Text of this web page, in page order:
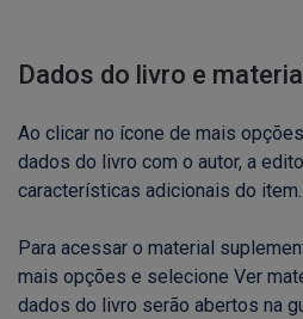
Dados do livro e
Ao clicar no ícone de mais
dados do livro com o autor, a
características adicionais do item.
Para acessar o material
mais opções e selecione Ver
dados do livro serão abertos na